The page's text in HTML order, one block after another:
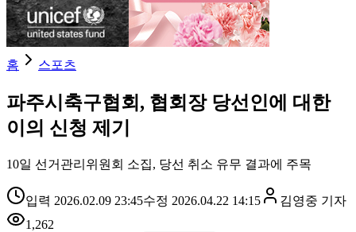
홈 스포츠
파주시축구협회, 협회장 당선인에 대한
이의 신청 제기
10일 선거관리위원회 소집, 당선 취소 유무 결과에 주목
입력 2026.02.09 23:45수정 2026.04.22 14:15 김영중 기자
1,262